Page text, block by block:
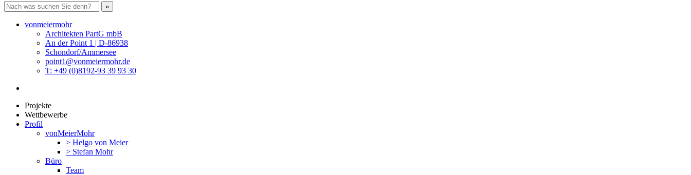
vonmeiermohr
Architekten PartG mbB
An der Point 1 | D-86938
Schondorf/Ammersee
point1@vonmeiermohr.de
T: +49 (0)8192-93 39 93 30
Projekte
Wettbewerbe
Profil
vonMeierMohr
> Helgo von Meier
> Stefan Mohr
Büro
Team